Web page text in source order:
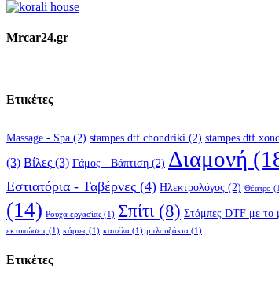
Mrcar24.gr
Ετικέτες
Massage - Spa (2) stampes dtf chondriki (2) stampes dtf
(3) Βίλες (3) Γάμος - Βάπτιση (2) Διαμονή
Εστιατόρια - Ταβέρνες (4) Ηλεκτρολόγος (2) Θέατρο
(14) Ρούχα εργασίας (1) Σπίτι (8) Στάμπες DTF με το
εκτυπώσεις (1) κάρτες (1) καπέλα (1) μπλουζάκια (1)
Ετικέτες